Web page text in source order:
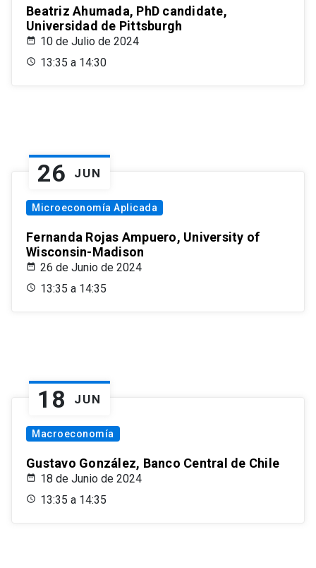
Beatriz Ahumada, PhD candidate,
Universidad de Pittsburgh
10 de Julio de 2024
13:35 a 14:30
26 JUN
Microeconomía Aplicada
Fernanda Rojas Ampuero, University of
Wisconsin-Madison
26 de Junio de 2024
13:35 a 14:35
18 JUN
Macroeconomía
Gustavo González, Banco Central de Chile
18 de Junio de 2024
13:35 a 14:35